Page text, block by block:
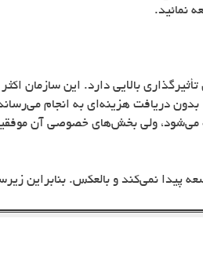
نمائید.
بالایی دارد. این سازمان اکثر
شروع شده بود، خدمات درمانی بسیاری را بدون دریافت هزینه‌ای
می‌شود، ولی بخش‌های خصوصی آن
نمی‌کند و بالعکس. بنابراین